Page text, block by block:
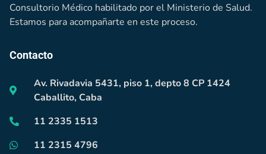
Consultorio Médico habilitado por el Ministerio de Salud.
Estamos para acompañarte en este proceso.
Contacto
Av. Rivadavia 5431, piso 1, depto 8 CP 1424
Caballito, Caba
11 2335 1513
11 2315 4796